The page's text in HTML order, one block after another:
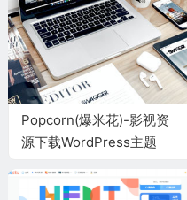
Popcorn(爆米花)-影视资
源下载WordPress主题